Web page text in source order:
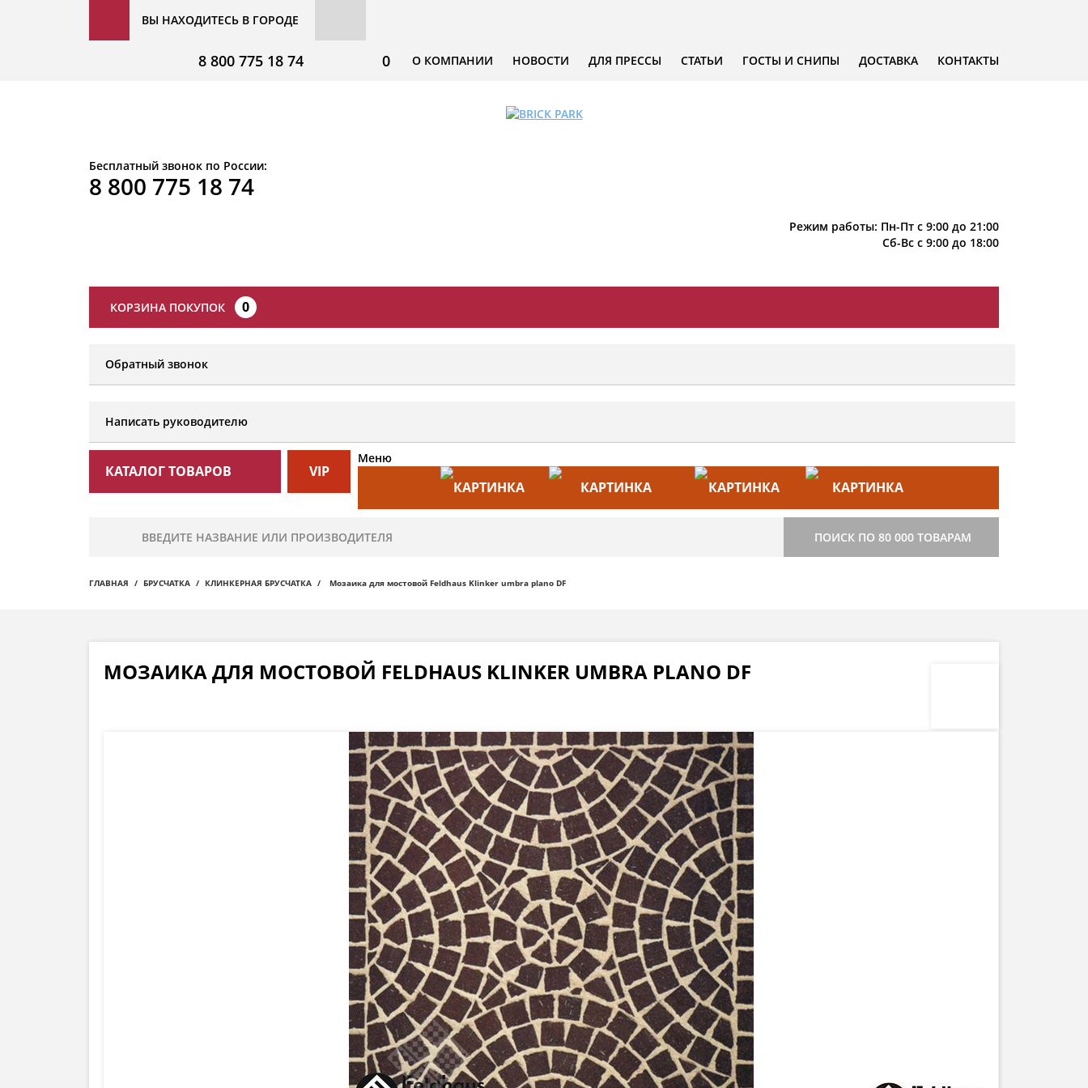
ВЫ НАХОДИТЕСЬ В ГОРОДЕ
О КОМПАНИИ НОВОСТИ ДЛЯ ПРЕССЫ СТАТЬИ ГОСТЫ И СНИПЫ ДОСТАВКА КОНТАКТЫ
0
8 800 775 18 74
Бесплатный звонок по России:
8 800 775 18 74
Режим работы: Пн-Пт с 9:00 до 21:00
Сб-Вс с 9:00 до 18:00
КОРЗИНА ПОКУПОК 0
Обратный звонок
Написать руководителю
КАТАЛОГ ТОВАРОВ VIP
Меню
СТРОИТЕЛЬСТВО
ПОИСК ПО 80 000 ТОВАРАМ
ГЛАВНАЯ БРУСЧАТКА КЛИНКЕРНАЯ БРУСЧАТКА Мозаика для мостовой Feldhaus Klinker umbra plano DF
МОЗАИКА ДЛЯ МОСТОВОЙ FELDHAUS KLINKER UMBRA PLANO DF